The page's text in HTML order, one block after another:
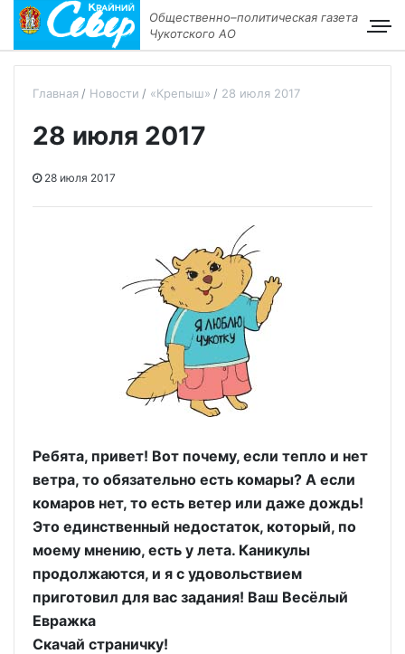
Общественно–политическая газета
Чукотского АО
Главная Новости «Крепыш» 28 июля 2017
28 июля 2017
28 июля 2017
Ребята, привет! Вот почему, если тепло и нет
ветра, то обязательно есть комары? А если
комаров нет, то есть ветер или даже дождь!
Это единственный недостаток, который, по
моему мнению, есть у лета. Каникулы
продолжаются, и я с удовольствием
приготовил для вас задания! Ваш Весёлый
Евражка
Скачай страничку!